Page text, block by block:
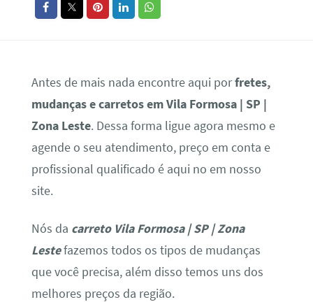
Antes de mais nada encontre aqui porfretes,
mudanças e carretos em Vila Formosa | SP |
Zona Leste. Dessa forma ligue agora mesmo e
agende o seu atendimento, preço em conta e
profissional qualificado é aqui no em nosso
site.
Nós da carreto Vila Formosa | SP | Zona
Lestefazemos todos os tipos de mudanças
que você precisa, além disso temos uns dos
melhores preços da região.